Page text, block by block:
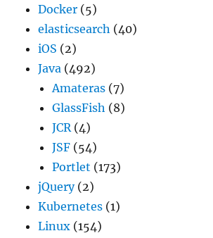
Docker (5)
elasticsearch (40)
iOS (2)
Java (492)
Amateras (7)
GlassFish (8)
JCR(4)
JSF (54)
Portlet (173)
jQuery(2)
Kubernetes (1)
Linux (154)